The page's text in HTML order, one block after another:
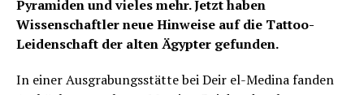
Pyramiden und vieles mehr. Jetzt haben
Wissenschaftler neue Hinweise auf die Tattoo-
Leidenschaft der alten Ägypter gefunden.
In einer Ausgrabungsstätte bei Deir el-Medina fanden